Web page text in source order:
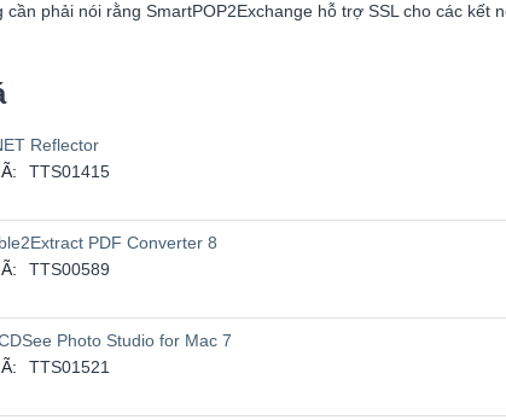
phải nói rằng SmartPOP2Exchange hỗ trợ SSL cho các kết
Reflector
TTS01415
PDF Converter 8
TTS00589
Photo Studio for Mac 7
TTS01521